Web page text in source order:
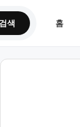
색 홈